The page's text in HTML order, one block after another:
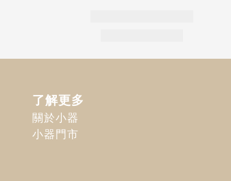
了解更多
關於小器
小器門市